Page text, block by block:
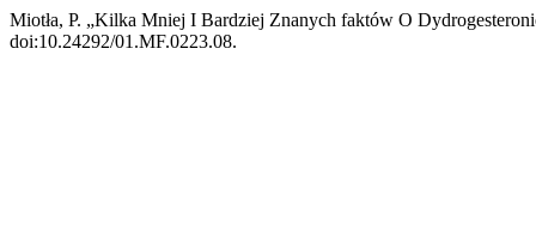
Miotła, P. „Kilka Mniej I Bardziej Znanych faktów O
doi:10.24292/01.MF.0223.08.